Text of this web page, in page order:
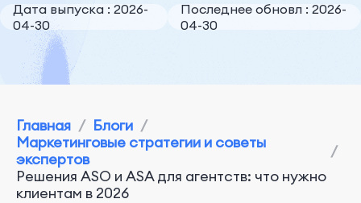
Дата выпуска : 2026-
04-30
Последнее обновл : 2026-
04-30
Главная / Блоги /
Маркетинговые стратегии и советы
экспертов
/
Решения ASO и ASA для агентств: что нужно
клиентам в 2026